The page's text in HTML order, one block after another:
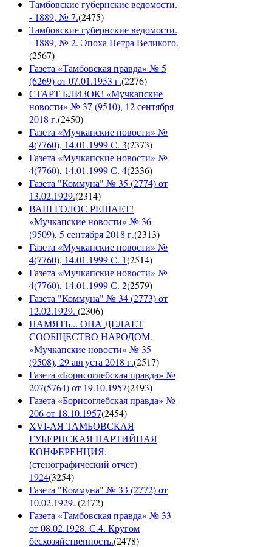
Тамбовские губернские ведомости.
- 1889, № 7.(2475)
Тамбовские губернские ведомости.
- 1889, № 2. Эпоха Петра Великого.
(2567)
Газета «Тамбовская правда» № 5
(6269) от 07.01.1953 г.(2276)
СТАРТ БЛИЗОК! «Мучкапские
новости» № 37 (9510), 12 сентября
2018 г.(2450)
Газета «Мучкапские новости» №
4(7760), 14.01.1999 С. 3(2373)
Газета «Мучкапские новости» №
4(7760), 14.01.1999 С. 4(2336)
Газета "Коммуна" № 35 (2774) от
13.02.1929.(2314)
ВАШ ГОЛОС РЕШАЕТ!
«Мучкапские новости» № 36
(9509), 5 сентября 2018 г.(2313)
Газета «Мучкапские новости» №
4(7760), 14.01.1999 С. 1(2514)
Газета «Мучкапские новости» №
4(7760), 14.01.1999 С. 2(2579)
Газета "Коммуна" № 34 (2773) от
12.02.1929. (2306)
ПАМЯТЬ... ОНА ДЕЛАЕТ
СООБЩЕСТВО НАРОДОМ.
«Мучкапские новости» № 35
(9508), 29 августа 2018 г.(2517)
Газета «Борисоглебская правда» №
207(5764) от 19.10.1957(2493)
Газета «Борисоглебская правда» №
206 от 18.10.1957(2454)
XVI-АЯ ТАМБОВСКАЯ
ГУБЕРНСКАЯ ПАРТИЙНАЯ
КОНФЕРЕНЦИЯ.
(стенографический отчет)
1924(3254)
Газета "Коммуна" № 33 (2772) от
10.02.1929. (2472)
Газета «Тамбовская правда» № 33
от 08.02.1928. С.4. Кругом
бесхозяйственность.(2478)